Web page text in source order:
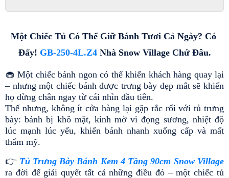
Một Chiếc Tủ Có Thể Giữ Bánh Tươi Cả Ngày? Có
Đấy! GB-250-4L.Z4 Nhà Snow Village Chứ Đâu.
🧁 Một chiếc bánh ngon có thể khiến khách hàng quay lại
– nhưng một chiếc bánh được trưng bày đẹp mắt sẽ khiến
họ dừng chân ngay từ cái nhìn đầu tiên.
Thế nhưng, không ít cửa hàng lại gặp rắc rối với tủ trưng
bày: bánh bị khô mặt, kính mờ vì đọng sương, nhiệt độ
lúc mạnh lúc yếu, khiến bánh nhanh xuống cấp và mất
thẩm mỹ.
👉 Tủ Trưng Bày Bánh Kem 4 Tầng 90cm Snow Village
ra đời để giải quyết tất cả những điều đó – một chiếc tủ